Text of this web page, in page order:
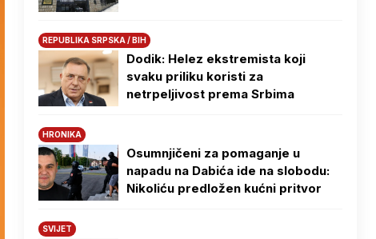
REPUBLIKA SRPSKA / BIH
Dodik: Helez ekstremista koji
svaku priliku koristi za
netrpeljivost prema Srbima
HRONIKA
Osumnjičeni za pomaganje u
napadu na Dabića ide na slobodu:
Nikoliću predložen kućni pritvor
SVIJET